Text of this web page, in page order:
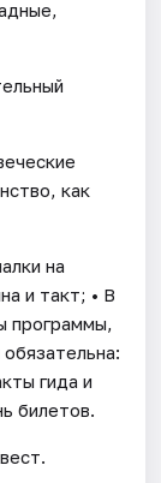
как
на
и такт; • В
программы,
гида и
билетов.